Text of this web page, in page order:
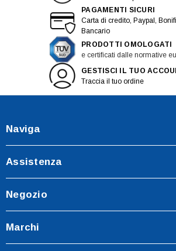
PAGAMENTI SICURI
Carta di credito, Paypal,
Bancario
PRODOTTI OMOLOGATI
e certificati dalle normative
GESTISCI IL TUO
Traccia il tuo ordine
Naviga
Assistenza
Negozio
Marchi